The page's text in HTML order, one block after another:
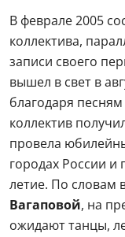
В феврале 2005
коллектива,
записи своего
вышел в свет в
благодаря
коллектив
провела
городах России и
летие. По словам
Вагаповой, на
ожидают танцы,